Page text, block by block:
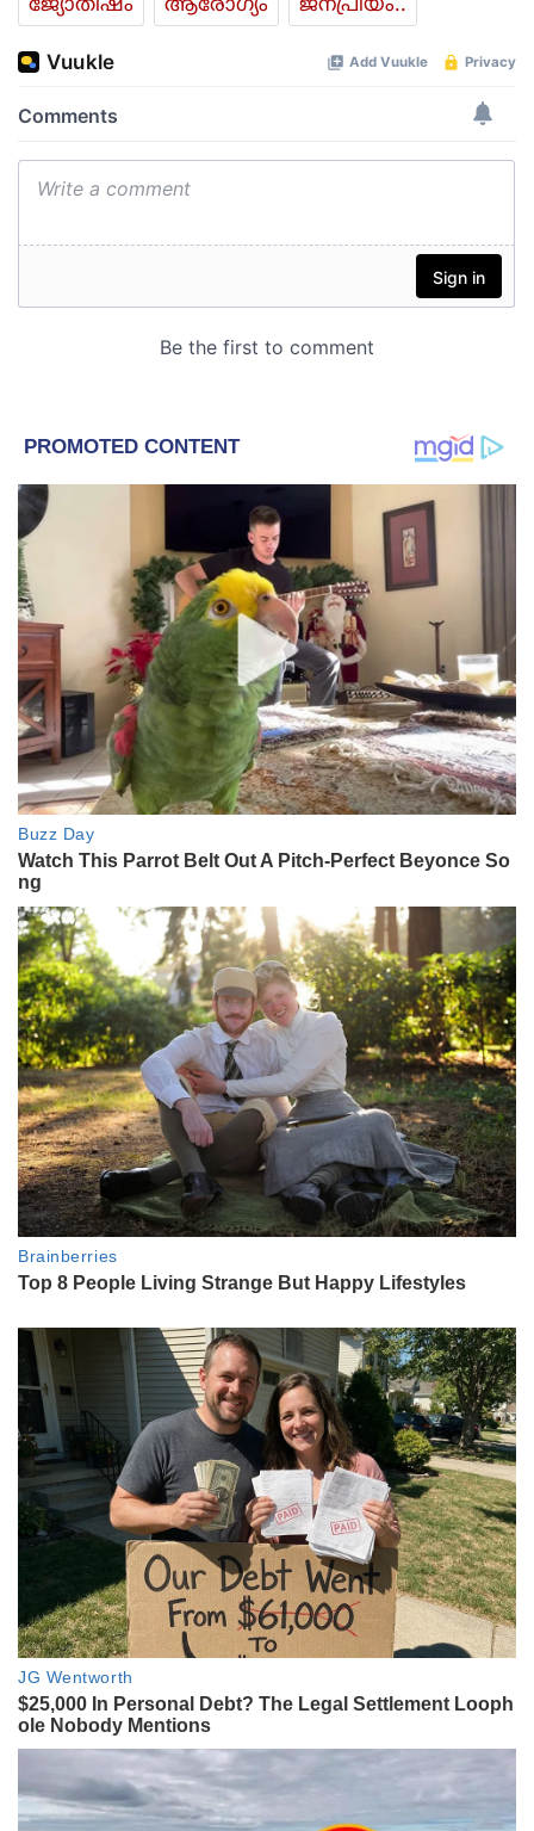
ജ്യോതിഷം ആരോഗ്യം ജനപ്രിയം..